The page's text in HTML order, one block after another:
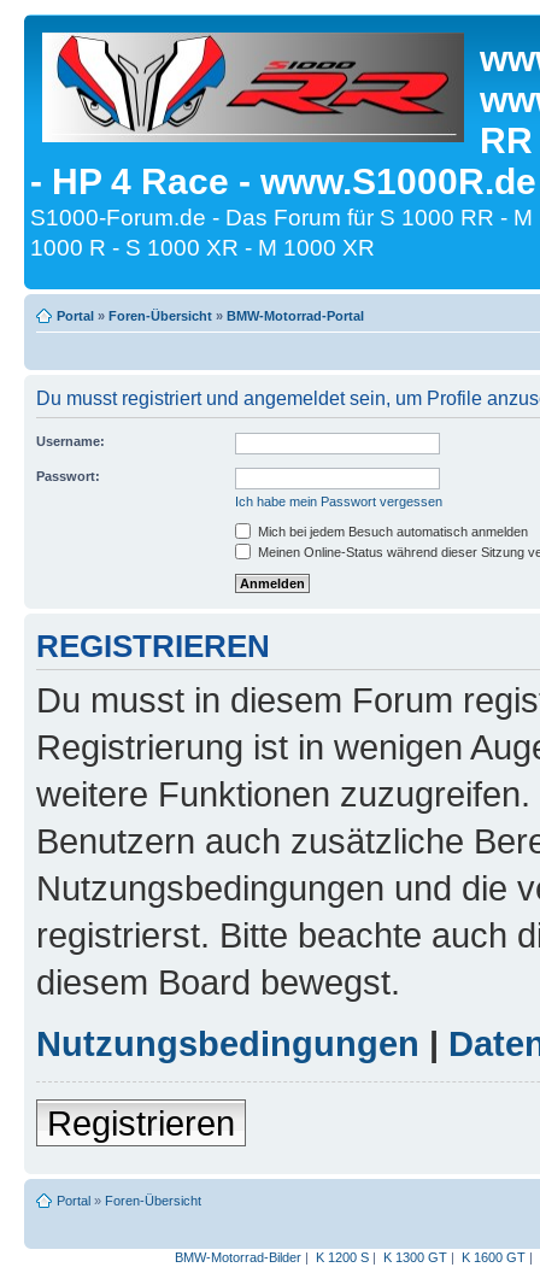
- HP 4 Race -
S1000-Forum.de - Das Forum für S 1000 RR -
1000 R - S 1000 XR - M 1000 XR
Portal » Foren-Übersicht » BMW-Motorrad-Portal
Du musst registriert und angemeldet sein, um Profile
Username:
Passwort:
Ich habe mein Passwort vergessen
Mich bei jedem Besuch automatisch anmelden
Meinen Online-Status während dieser Sitzung
REGISTRIEREN
Du musst in diesem Forum
Registrierung ist in wenigen
weitere Funktionen
Benutzern auch zusätzliche
Nutzungsbedingungen und die
registrierst. Bitte beachte auch
diesem Board bewegst.
Nutzungsbedingungen |
Registrieren
Portal » Foren-Übersicht
BMW-Motorrad-Bilder| K 1200 S| K 1300 GT| K 1600 GT|